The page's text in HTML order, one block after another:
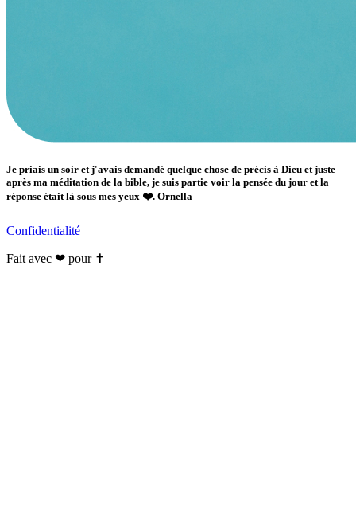
Je priais un soir et j'avais demandé quelque chose de précis à Dieu et juste
après ma méditation de la bible, je suis partie voir la pensée du jour et la
réponse était là sous mes yeux ❤️. Ornella
Confidentialité
Fait avec ❤ pour ✝️️